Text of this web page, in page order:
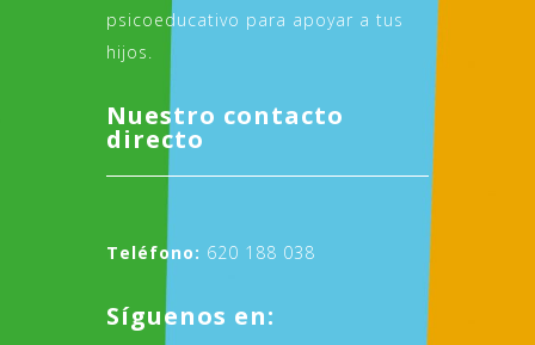
psicoeducativo para apoyar a tus
hijos.
Nuestro contacto
directo
Teléfono: 620 188 038
Síguenos en: